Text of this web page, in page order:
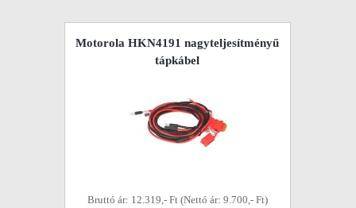
Motorola HKN4191 nagyteljesítményű
tápkábel
Bruttó ár: 12.319,- Ft (Nettó ár: 9.700,- Ft)